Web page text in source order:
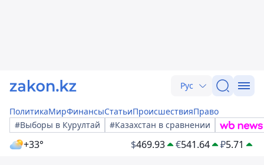
Рус
ПолитикаМирФинансыСтатьиПроисшествияПраво
#Выборы в Курултай
#Казахстан в сравнении
+33° $469.93 €541.64 ₽5.71